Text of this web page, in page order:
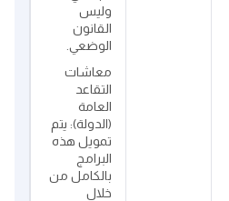
وليس
القانون
الوضعي.
معاشات
التقاعد
العامة
(الدولة): يتم
تمويل هذه
البرامج
بالكامل من
خلال